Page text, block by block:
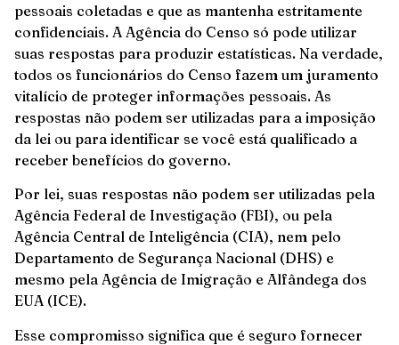
pessoais coletadas e que as mantenha estritamente
confidenciais. A Agência do Censo só pode utilizar
suas respostas para produzir estatísticas. Na verdade,
todos os funcionários do Censo fazem um juramento
vitalício de proteger informações pessoais. As
respostas não podem ser utilizadas para a imposição
da lei ou para identificar se você está qualificado a
receber benefícios do governo.
Por lei, suas respostas não podem ser utilizadas pela
Agência Federal de Investigação (FBI), ou pela
Agência Central de Inteligência (CIA), nem pelo
Departamento de Segurança Nacional (DHS) e
mesmo pela Agência de Imigração e Alfândega dos
EUA (ICE).
Esse compromisso significa que é seguro fornecer